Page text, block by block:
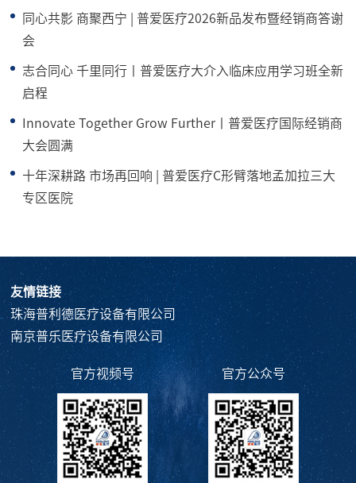
同心共影 商聚西宁 | 普爱医疗2026新品发布暨经销商答谢
会
志合同心 千里同行丨普爱医疗大介入临床应用学习班全新
启程
Innovate Together Grow Further丨普爱医疗国际经销商
大会圆满
十年深耕路 市场再回响 | 普爱医疗C形臂落地孟加拉三大
专区医院
友情链接
珠海普利德医疗设备有限公司
南京普乐医疗设备有限公司
官方视频号 官方公众号